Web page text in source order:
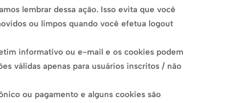
lembrar dessa ação. Isso evita que você
ou limpos quando você efetua logout
informativo ou e-mail e os cookies podem
válidas apenas para usuários inscritos / não
ou pagamento e alguns cookies são